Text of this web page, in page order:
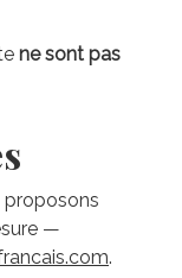
ne sont pas
proposons
—
.